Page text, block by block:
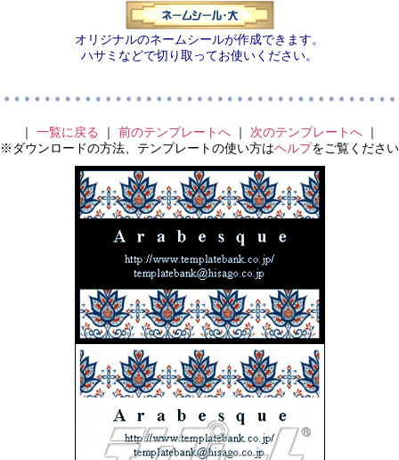
オリジナルのネームシールが作成できます。
ハサミなどで切り取ってお使いください。
｜ 一覧に戻る ｜ 前のテンプレートへ ｜ 次のテンプレートへ ｜
※ダウンロードの方法、テンプレートの使い方はヘルプをご覧ください